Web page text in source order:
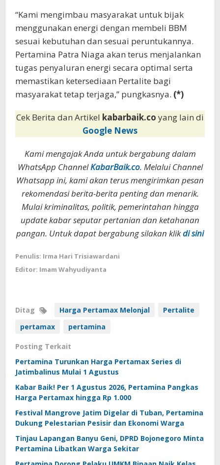
“Kami mengimbau masyarakat untuk bijak
menggunakan energi dengan membeli BBM
sesuai kebutuhan dan sesuai peruntukannya.
Pertamina Patra Niaga akan terus menjalankan
tugas penyaluran energi secara optimal serta
memastikan ketersediaan Pertalite bagi
masyarakat tetap terjaga,” pungkasnya. (*)
Cek Berita dan Artikel kabarbaik.co yang lain di
Google News
Kami mengajak Anda untuk bergabung dalam
WhatsApp ChannelKabarBaik.co. Melalui Channel
Whatsapp ini, kami akan terus mengirimkan pesan
rekomendasi berita-berita penting dan menarik.
Mulai kriminalitas, politik, pemerintahan hingga
update kabar seputar pertanian dan ketahanan
pangan. Untuk dapat bergabung silakan klikdi sini
Penulis: Irma Hari Trisiawardani
Editor: Imam Wahyudiyanta
Ditag Harga Pertamax Melonjal
Pertalite
pertamax
pertamina
Posting Terkait
Pertamina Turunkan Harga Pertamax Series di
Jatimbalinus Mulai 1 Agustus
Kabar Baik! Per 1 Agustus 2026, Pertamina Pangkas
Harga Pertamax hingga Rp 1.000
Festival Mangrove Jatim Digelar di Tuban, Pertamina
Dukung Pelestarian Pesisir dan Ekonomi Warga
Tinjau Lapangan Banyu Geni, DPRD Bojonegoro Minta
Pertamina Libatkan Warga Sekitar